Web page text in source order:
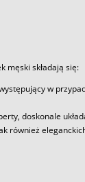
męski składają się:
w
doskonale
również